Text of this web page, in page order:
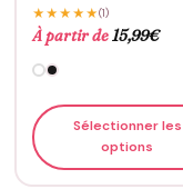
★★★★★(1)
À partir de 15,99€
Sélectionner les
options